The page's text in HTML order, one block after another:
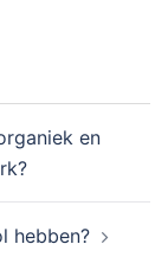
en
hebben?